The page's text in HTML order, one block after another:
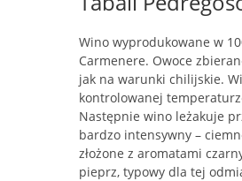
Wino wyprodukowane w
Carmenere. Owoce
jak na warunki chilijskie.
kontrolowanej
Następnie wino leżakuje
bardzo intensywny –
złożone z aromatami
pieprz, typowy dla tej